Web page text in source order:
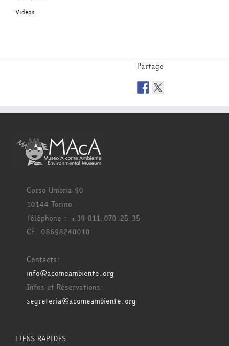
Videos
Partage
Corso Umbria 90
10144 Torino
Téléphone : +39 011.070.25.35
CF: 08698240010
Contacts:
info@acomeambiente.org
Infos et Réservations:
segreteria@acomeambiente.org
LIENS RAPIDES